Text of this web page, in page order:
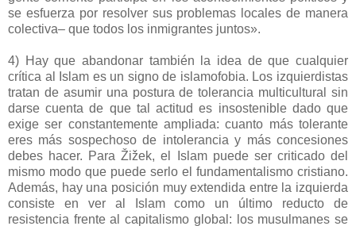
se esfuerza por resolver sus problemas locales de manera
colectiva– que todos los inmigrantes juntos».
4) Hay que abandonar también la idea de que cualquier
crítica al Islam es un signo de islamofobia. Los izquierdistas
tratan de asumir una postura de tolerancia multicultural sin
darse cuenta de que tal actitud es insostenible dado que
exige ser constantemente ampliada: cuanto más tolerante
eres más sospechoso de intolerancia y más concesiones
debes hacer. Para Žižek, el Islam puede ser criticado del
mismo modo que puede serlo el fundamentalismo cristiano.
Además, hay una posición muy extendida entre la izquierda
consiste en ver al Islam como un último reducto de
resistencia frente al capitalismo global: los musulmanes se